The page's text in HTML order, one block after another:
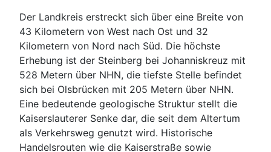
Der Landkreis erstreckt sich über eine Breite von
43 Kilometern von West nach Ost und 32
Kilometern von Nord nach Süd. Die höchste
Erhebung ist der Steinberg bei Johanniskreuz mit
528 Metern über NHN, die tiefste Stelle befindet
sich bei Olsbrücken mit 205 Metern über NHN.
Eine bedeutende geologische Struktur stellt die
Kaiserslauterer Senke dar, die seit dem Altertum
als Verkehrsweg genutzt wird. Historische
Handelsrouten wie die Kaiserstraße sowie